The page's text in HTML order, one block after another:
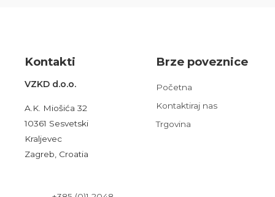
Kontakti
VZKD d.o.o.
A.K. Miošića 32
10361 Sesvetski
Kraljevec
Zagreb, Croatia
Brze poveznice
Početna
Kontaktiraj nas
Trgovina